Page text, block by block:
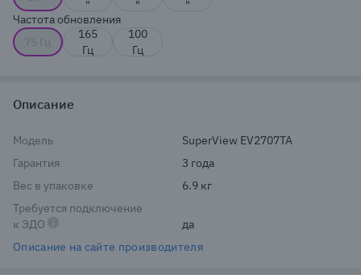
"
"
"
Частота обновления
165
Гц
100
Гц
Описание
Модель
SuperView EV2707TA
Гарантия
3 года
Вес в упаковке
6.9 кг
Требуется подключение
к ЭДО
да
Описание на сайте производителя